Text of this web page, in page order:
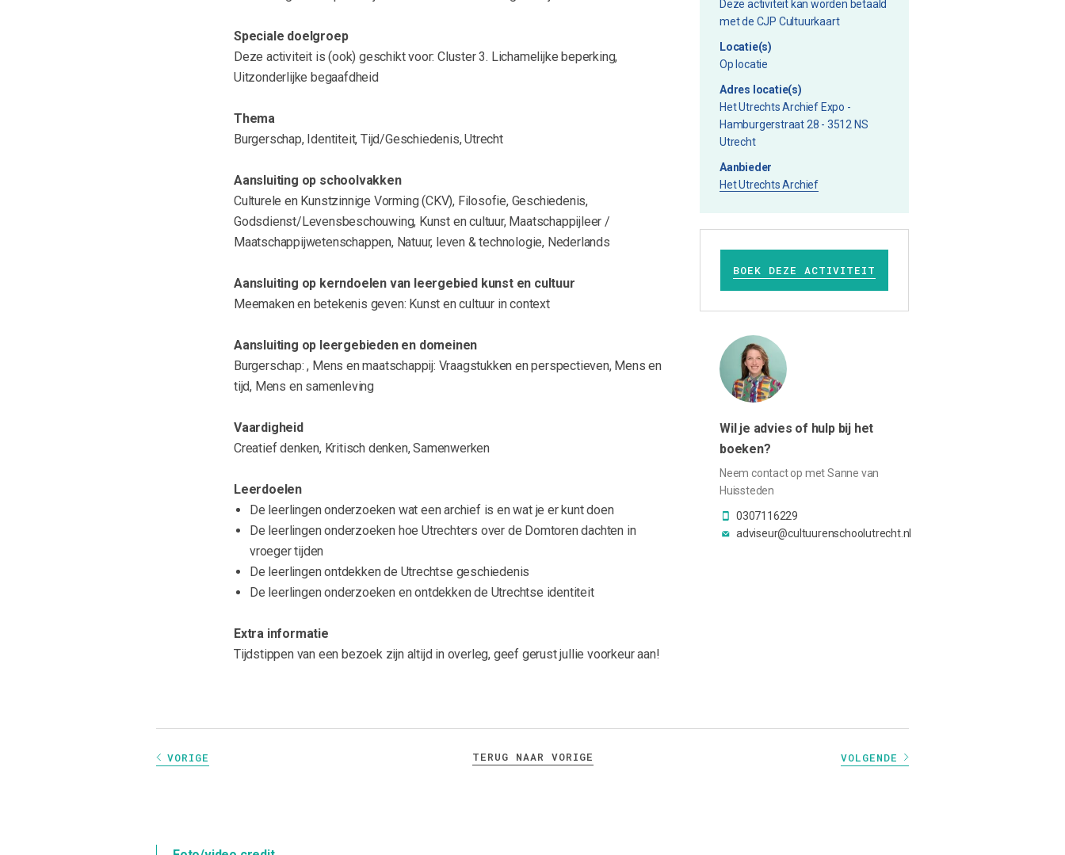
Speciale doelgroep
Deze activiteit is (ook) geschikt voor: Cluster 3. Lichamelijke beperking,
Uitzonderlijke begaafdheid
Thema
Burgerschap, Identiteit, Tijd/Geschiedenis, Utrecht
Aansluiting op schoolvakken
Culturele en Kunstzinnige Vorming (CKV), Filosofie, Geschiedenis,
Godsdienst/Levensbeschouwing, Kunst en cultuur, Maatschappijleer /
Maatschappijwetenschappen, Natuur, leven & technologie, Nederlands
Aansluiting op kerndoelen van leergebied kunst en cultuur
Meemaken en betekenis geven: Kunst en cultuur in context
Aansluiting op leergebieden en domeinen
Burgerschap: , Mens en maatschappij: Vraagstukken en perspectieven, Mens en
tijd, Mens en samenleving
Vaardigheid
Creatief denken, Kritisch denken, Samenwerken
Leerdoelen
De leerlingen onderzoeken wat een archief is en wat je er kunt doen
De leerlingen onderzoeken hoe Utrechters over de Domtoren dachten in
vroeger tijden
De leerlingen ontdekken de Utrechtse geschiedenis
De leerlingen onderzoeken en ontdekken de Utrechtse identiteit
Extra informatie
Tijdstippen van een bezoek zijn altijd in overleg, geef gerust jullie voorkeur aan!
Deze activiteit kan worden betaald
met de CJP Cultuurkaart
Locatie(s)
Op locatie
Adres locatie(s)
Het Utrechts Archief Expo -
Hamburgerstraat 28 - 3512 NS
Utrecht
Aanbieder
Het Utrechts Archief
BOEK DEZE ACTIVITEIT
Wil je advies of hulp bij het
boeken?
Neem contact op met Sanne van
Huissteden
0307116229
adviseur@cultuurenschoolutrecht.nl
VORIGE TERUG NAAR VORIGE VOLGENDE